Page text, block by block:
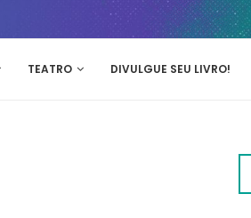
TEATRO DIVULGUE SEU LIVRO!